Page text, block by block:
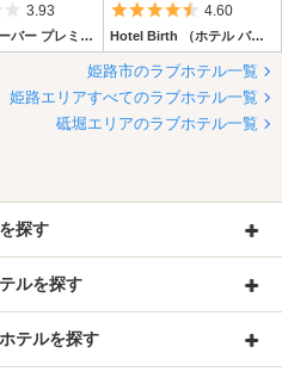
5つ星のうち3.5
3.93
おとぼけビーバー プレミアム
5つ星のうち
4.60
Hotel Birth （ホテル バース）
姫路市のラブホテル一覧
姫路エリアすべてのラブホテル一覧
砥堀エリアのラブホテル一覧
探す
ルを探す
テルを探す